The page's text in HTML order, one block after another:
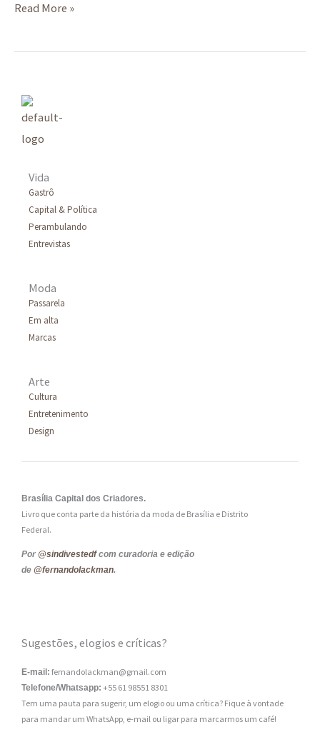
Read More »
Vida
Gastrô
Capital & Política
Perambulando
Entrevistas
Moda
Passarela
Em alta
Marcas
Arte
Cultura
Entretenimento
Design
Brasília Capital dos Criadores.
Livro que conta parte da história da moda de Brasília e Distrito
Federal.
Por @sindivestedfcom curadoria e edição
de @fernandolackman.
Sugestões, elogios e críticas?
E-mail: fernandolackman@gmail.com
Telefone/Whatsapp: +55 61 98551 8301
Tem uma pauta para sugerir, um elogio ou uma crítica? Fique à vontade
para mandar um WhatsApp, e-mail ou ligar para marcarmos um café!